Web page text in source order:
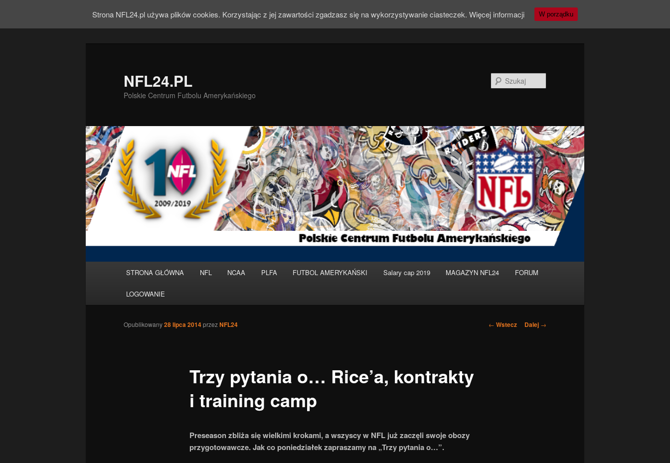
NFL24.PL
Polskie Centrum Futbolu Amerykańskiego
Przeskocz
do
tekstu
STRONA GŁÓWNA NFL NCAA PLFA FUTBOL AMERYKAŃSKI Salary cap 2019 MAGAZYN NFL24 FORUM
LOGOWANIE
Nawigacja
← Wstecz Dalej →
Trzy pytania o… Rice’a, kontrakty
i training camp
Opublikowany28 lipca 2014przezNFL24
Preseason zbliża się wielkimi krokami, a wszyscy w NFL już zaczęli swoje obozy
przygotowawcze. Jak co poniedziałek zapraszamy na „Trzy pytania o…”.
Strona NFL24.pl używa plików cookies. Korzystając z jej zawartości zgadzasz się na wykorzystywanie ciasteczek. Więcej informacji W porządku